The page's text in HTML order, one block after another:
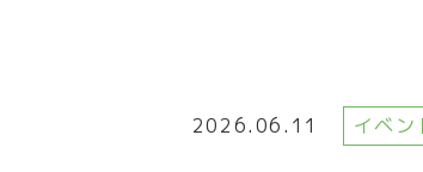
2026.06.11 イベン